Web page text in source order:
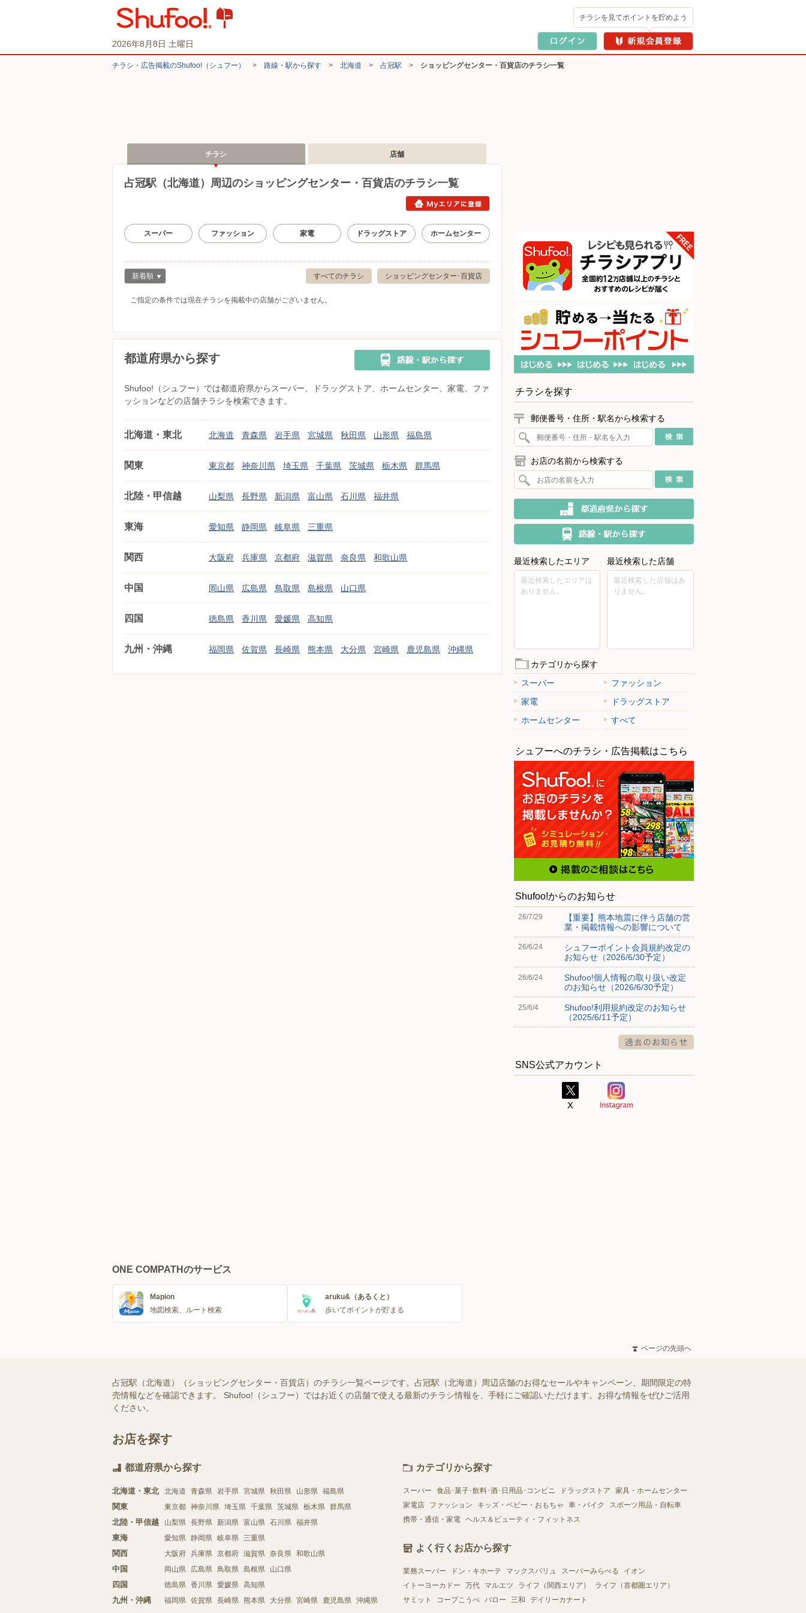
2026年8月8日 土曜日
チラシを見てポイントを貯めよう
チラシ・​広告掲載の​Shufoo!​（シュフー） > 路線・駅から探す > 北海道 > 占冠駅 > ショッピングセンター・百貨店のチラシ一覧
チラシ 店舗
占冠駅（北海道）周辺のショッピングセンター・百貨店のチラシ一覧
スーパー ファッション 家電 ドラッグストア ホームセンター
ショッピングセンター･百貨店
すべてのチラシ
新着順
ご指定の条件では現在チラシを掲載中の店舗がございません。
都道府県から探す
Shufoo!（シュフー）では都道府県からスーパー、ドラッグストア、ホームセンター、家電、ファ
ッションなどの店舗チラシを検索できます。
北海道・東北 北海道 青森県 岩手県 宮城県 秋田県 山形県 福島県
関東 東京都 神奈川県 埼玉県 千葉県 茨城県 栃木県 群馬県
北陸・甲信越 山梨県 長野県 新潟県 富山県 石川県 福井県
東海 愛知県 静岡県 岐阜県 三重県
関西 大阪府 兵庫県 京都府 滋賀県 奈良県 和歌山県
中国 岡山県 広島県 鳥取県 島根県 山口県
四国 徳島県 香川県 愛媛県 高知県
九州・沖縄 福岡県 佐賀県 長崎県 熊本県 大分県 宮崎県 鹿児島県 沖縄県
チラシを探す
郵便番号・住所・駅名から検索する
お店の名前から検索する
最近検索したエリア
最近検索したエリアは
ありません。
最近検索した店舗
最近検索した店舗はあ
りません。
カテゴリから探す
スーパー
ファッション
家電
ドラッグストア
ホームセンター
すべて
シュフーへのチラシ・広告掲載はこちら
Shufoo!からのお知らせ
26/7/29
【重要】熊本地震に伴う店舗の営
業・掲載情報への影響について
26/6/24
シュフーポイント会員規約改定の
お知らせ（2026/6/30予定）
26/6/24
Shufoo!個人情報の取り扱い改定
のお知らせ（2026/6/30予定）
25/6/4
Shufoo!利用規約改定のお知らせ
（2025/6/11予定）
SNS公式アカウント
ONE COMPATHのサービス
Mapion
地図検索、ルート検索
aruku&（あるくと）
歩いてポイントが貯まる
ページの先頭へ
占冠駅（北海道）（ショッピングセンター・百貨店）のチラシ一覧ページです。占冠駅（北海道）周辺店舗のお得なセールやキャンペーン、期間限定の特
売情報などを確認できます。 Shufoo!（シュフー）ではお近くの店舗で使える最新のチラシ情報を、手軽にご確認いただけます。お得な情報をぜひご活用
ください。
お店を探す
都道府県から探す
北海道・東北 北海道 青森県 岩手県 宮城県 秋田県 山形県 福島県
関東 東京都 神奈川県 埼玉県 千葉県 茨城県 栃木県 群馬県
北陸・甲信越 山梨県 長野県 新潟県 富山県 石川県 福井県
東海 愛知県 静岡県 岐阜県 三重県
関西 大阪府 兵庫県 京都府 滋賀県 奈良県 和歌山県
中国 岡山県 広島県 鳥取県 島根県 山口県
四国 徳島県 香川県 愛媛県 高知県
九州・沖縄 福岡県 佐賀県 長崎県 熊本県 大分県 宮崎県 鹿児島県 沖縄県
カテゴリから探す
スーパー 食品･菓子･飲料･酒･日用品･コンビニ ドラッグストア
家具・ホームセンター
家電店
ファッション キッズ・ベビー・おもちゃ 車・バイク
スポーツ用品・自転車
携帯・通信・家電 ヘルス＆ビューティ・フィットネス
よく行くお店から探す
業務スーパー ドン・キホーテ マックスバリュ スーパーみらべる
イオン
イトーヨーカドー
万代 マルエツ ライフ（関西エリア）
ライフ（首都圏エリア）
サミット
コープこうべ バロー 三和 デイリーカナート